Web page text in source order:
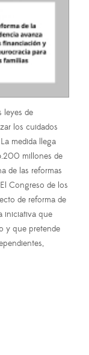
leyes de
los cuidados
medida llega
millones de
de las reformas
Congreso de los
de reforma de
iniciativa que
y que pretende